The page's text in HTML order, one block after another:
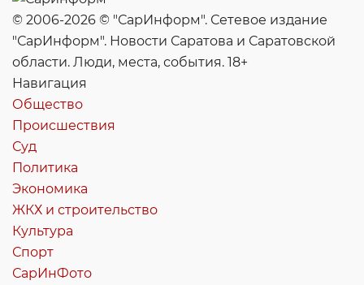
© 2006-2026 © "СарИнформ". Сетевое издание
"СарИнформ". Новости Саратова и Саратовской
области. Люди, места, события. 18+
Навигация
Общество
Происшествия
Суд
Политика
Экономика
ЖКХ и строительство
Культура
Спорт
СарИнФото